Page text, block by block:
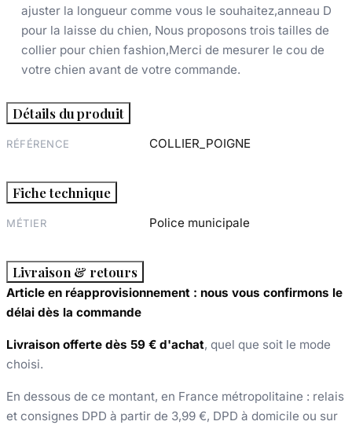
ajuster la longueur comme vous le souhaitez,anneau D
pour la laisse du chien, Nous proposons trois tailles de
collier pour chien fashion,Merci de mesurer le cou de
votre chien avant de votre commande.
Détails du produit
RÉFÉRENCE COLLIER_POIGNE
Fiche technique
MÉTIER Police municipale
Livraison & retours
Article en réapprovisionnement : nous vous confirmons le
délai dès la commande
Livraison offerte dès 59 € d'achat, quel que soit le mode
choisi.
En dessous de ce montant, en France métropolitaine : relais
et consignes DPD à partir de 3,99 €, DPD à domicile ou sur